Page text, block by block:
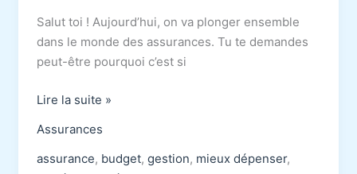
Salut toi ! Aujourd’hui, on va plonger ensemble
dans le monde des assurances. Tu te demandes
peut-être pourquoi c’est si
Tout
sur
les
Lire la suite »
Assurances
assurance, budget, gestion, mieux dépenser,